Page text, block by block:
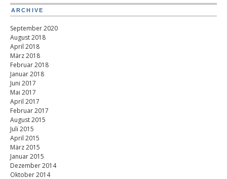
ARCHIVE
September 2020
August 2018
April 2018
März 2018
Februar 2018
Januar 2018
Juni 2017
Mai 2017
April 2017
Februar 2017
August 2015
Juli 2015
April 2015
März 2015
Januar 2015
Dezember 2014
Oktober 2014